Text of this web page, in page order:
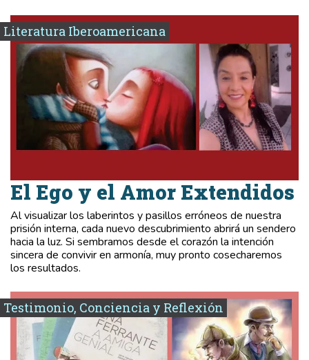
Literatura Iberoamericana
El Ego y el Amor Extendidos
Al visualizar los laberintos y pasillos erróneos de nuestra
prisión interna, cada nuevo descubrimiento abrirá un sendero
hacia la luz. Si sembramos desde el corazón la intención
sincera de convivir en armonía, muy pronto cosecharemos
los resultados.
Testimonio, Conciencia y Reflexión